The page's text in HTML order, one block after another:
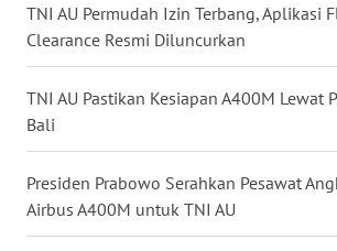
TNI AU Permudah Izin Terbang, Aplikasi
Clearance Resmi Diluncurkan
TNI AU Pastikan Kesiapan A400M Lewat
Bali
Presiden Prabowo Serahkan Pesawat
Airbus A400M untuk TNI AU
WN
NUSANTARA
WN
JOGJA
WN